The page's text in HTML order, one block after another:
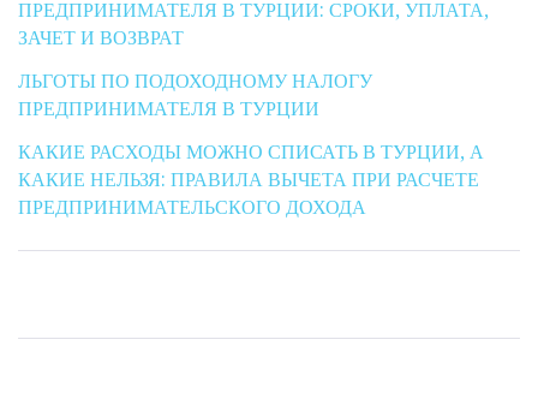
ПРЕДПРИНИМАТЕЛЯ В ТУРЦИИ: СРОКИ, УПЛАТА,
ЗАЧЕТ И ВОЗВРАТ
ЛЬГОТЫ ПО ПОДОХОДНОМУ НАЛОГУ
ПРЕДПРИНИМАТЕЛЯ В ТУРЦИИ
КАКИЕ РАСХОДЫ МОЖНО СПИСАТЬ В ТУРЦИИ, А
КАКИЕ НЕЛЬЗЯ: ПРАВИЛА ВЫЧЕТА ПРИ РАСЧЕТЕ
ПРЕДПРИНИМАТЕЛЬСКОГО ДОХОДА